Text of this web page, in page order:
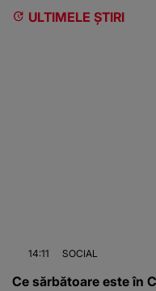
ULTIMELE ȘTIRI
14:11 SOCIAL
Ce sărbătoare este în